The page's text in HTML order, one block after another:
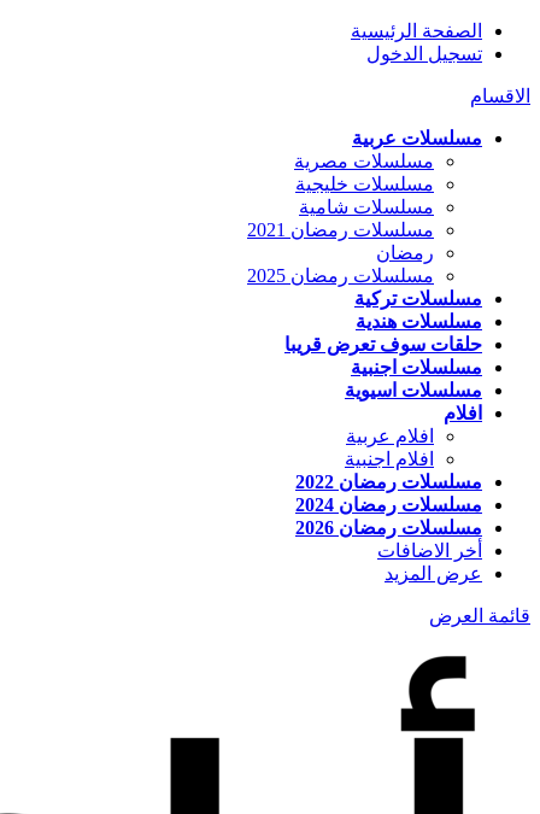
الصفحة الرئيسية
تسجيل الدخول
الاقسام
مسلسلات عربية
مسلسلات مصرية
مسلسلات خليجية
مسلسلات شامية
مسلسلات رمضان 2021
رمضان
مسلسلات رمضان 2025
مسلسلات تركية
مسلسلات هندية
حلقات سوف تعرض قريبا
مسلسلات اجنبية
مسلسلات اسيوية
افلام
افلام عربية
افلام اجنبية
مسلسلات رمضان 2022
مسلسلات رمضان 2024
مسلسلات رمضان 2026
أخر الاضافات
عرض المزيد
قائمة العرض